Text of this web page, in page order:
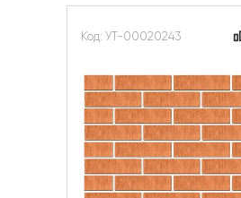
Код: УТ-00020243